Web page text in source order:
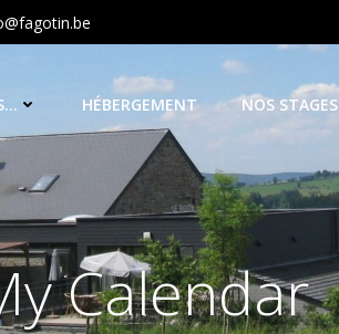
HÉBERGEMENT NOS STAGES
Calendar